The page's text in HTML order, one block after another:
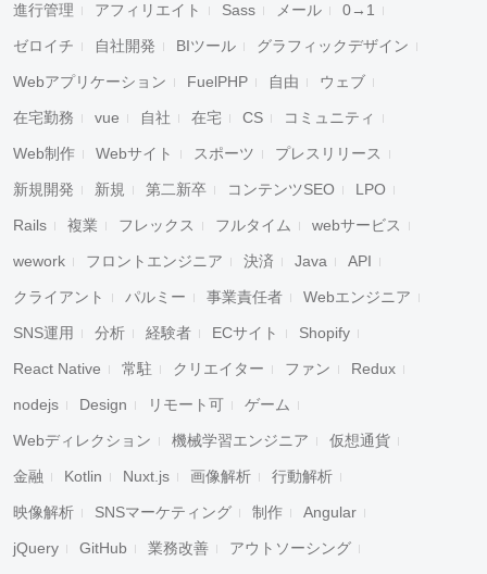
進行管理 アフィリエイト Sass メール 0→1
ゼロイチ 自社開発 BIツール グラフィックデザイン
Webアプリケーション FuelPHP 自由 ウェブ
在宅勤務 vue 自社 在宅 CS コミュニティ
Web制作 Webサイト スポーツ プレスリリース
新規開発 新規 第二新卒 コンテンツSEO LPO
Rails 複業 フレックス フルタイム webサービス
wework フロントエンジニア 決済 Java API
クライアント パルミー 事業責任者 Webエンジニア
SNS運用 分析 経験者 ECサイト Shopify
React Native 常駐 クリエイター ファン Redux
nodejs Design リモート可 ゲーム
Webディレクション 機械学習エンジニア 仮想通貨
金融 Kotlin Nuxt.js 画像解析 行動解析
映像解析 SNSマーケティング 制作 Angular
jQuery GitHub 業務改善 アウトソーシング